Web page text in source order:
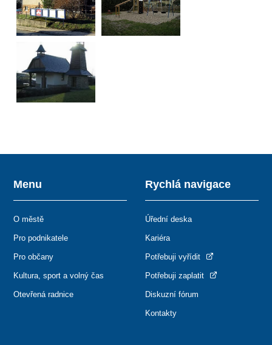
Menu
O městě
Pro podnikatele
Pro občany
Kultura, sport a volný čas
Otevřená radnice
Rychlá navigace
Úřední deska
Kariéra
Potřebuji vyřídit
Potřebuji zaplatit
Diskuzní fórum
Kontakty